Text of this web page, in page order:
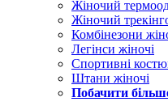
Жіночий
Жіночий
Комбінезони
Легінси жіночі
Спортивні
Штани жіночі
Побачити